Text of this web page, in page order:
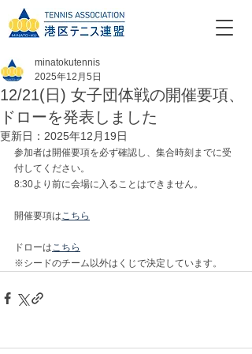
12/21(日) 女子団体戦の開催要項、
ドローを発表しました
minatokutennis
2025年12月5日
更新日： 2025年12月19日
参加者は開催要項を必ず確認し、集合時刻までに受
付してください。
8:30より前に会場に入ることはできません。
開催要項はこちら
ドローはこちら
※シードのチーム以外はくじで決定しています。